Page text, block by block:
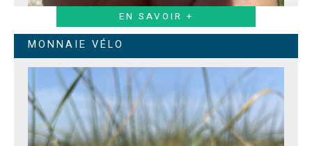
EN SAVOIR +
MONNAIE VÉLO